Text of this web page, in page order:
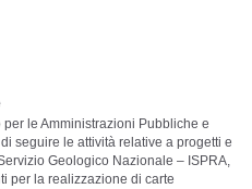
per le Amministrazioni Pubbliche e
seguire le attività relative a progetti e
Geologico Nazionale – ISPRA,
per la realizzazione di carte